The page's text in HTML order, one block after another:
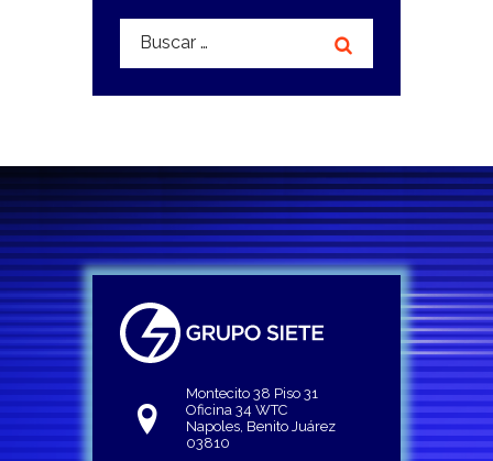
Buscar:
Montecito 38 Piso 31
Oficina 34 WTC
Napoles, Benito Juárez
03810